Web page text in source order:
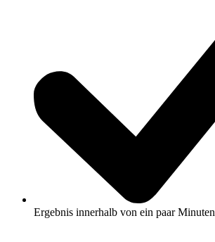
Ergebnis innerhalb von ein paar Minuten